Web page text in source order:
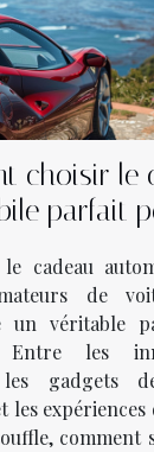
choisir le
parfait
cadeau
de
un véritable
Entre les
les gadgets
les expériences
comment